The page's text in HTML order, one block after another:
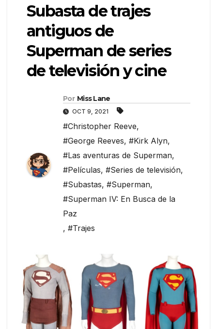
Subasta de trajes
antiguos de
Superman de series
de televisión y cine
Por Miss Lane
OCT 9, 2021
#Christopher Reeve,
#George Reeves, #Kirk Alyn,
#Las aventuras de Superman,
#Películas, #Series de televisión,
#Subastas, #Superman,
#Superman IV: En Busca de la
Paz
, #Trajes